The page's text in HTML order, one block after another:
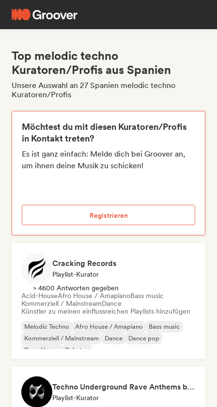
Top melodic techno
Kuratoren/Profis aus Spanien
Unsere Auswahl an 27 Spanien melodic techno
Kuratoren/Profis
Möchtest du mit diesen Kuratoren/Profis
in Kontakt treten?
Es ist ganz einfach: Melde dich bei Groover an,
um ihnen deine Musik zu schicken!
Registrieren
Cracking Records
Playlist-Kurator
> 4600 Antworten gegeben
Acid-HouseAfro House / AmapianoBass music
Kommerziell / MainstreamDance
Künstler zu meinen einflussreichen Playlists hinzufügen
Melodic Techno Afro House / Amapiano
Bass music
Kommerziell / Mainstream
Dance
Dance pop
Deep House
Dubstep
Techno Underground Rave Anthems by Orphium
Playlist-Kurator